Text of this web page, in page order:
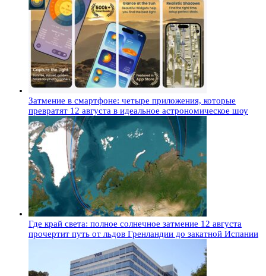
Затмение в смартфоне: четыре приложения, которые
превратят 12 августа в идеальное астрономическое шоу
Где край света: полное солнечное затмение 12 августа
прочертит путь от льдов Гренландии до закатной Испании